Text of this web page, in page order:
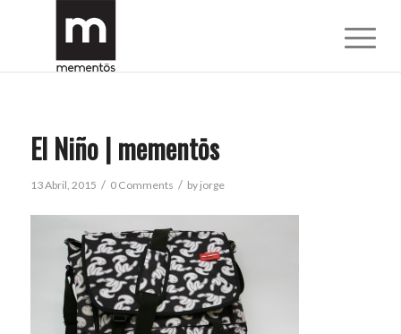
El Niño | mementōs
13 Abril, 2015 / 0 Comments / by jorge